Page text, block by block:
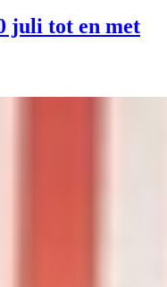
juli tot en met